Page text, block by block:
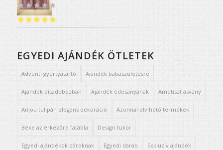
Értékelés:5.00
EGYEDI AJÁNDÉK ÖTLETEK
Adventi gyertyatartó Ajándék babaszületésre
Ajándék díszdobozban Ajándék édesanyának Ametiszt ásvány
Anjou tulipán elegáns dekoráció Azonnal elvihető termékek
Béke az érkezőre fatábla Design tükör
Egyedi ajándékok pároknak Egyedi darab Exkluzív ajándék